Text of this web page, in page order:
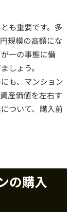
も重要です。多
規模の高額にな
一の事態に備
しょう。
も、マンション
産価値を左右す
ついて、購入前
の購入